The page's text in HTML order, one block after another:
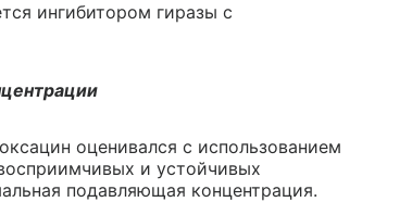
ингибитором гиразы с
оценивался с использованием
и устойчивых
подавляющая концентрация.